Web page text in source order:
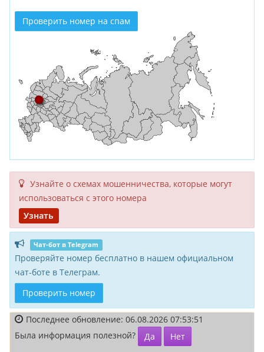
Проверить номер на спам
Узнайте о схемах мошенни­чества, кото­рые могут
исполь­зоваться с этого номера
Узнать
Чат-бот в Telegram
Проверяйте номер бесплатно в нашем официальном
чат-боте в Телеграм.
Проверить номер
Последнее обновление: 06.08.2026 07:53:51
Была информация полезной?
Да Нет